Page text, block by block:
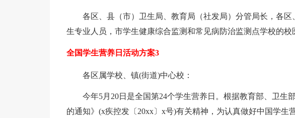
各区、县（市）卫生局、教育局（社发局）分管局长，各
生专业人员，市学生健康综合监测和常见病防治监测点学校的校
全国学生营养日活动方案3
各区属学校、镇(街道)中心校：
今年5月20日是全国第24个学生营养日。根据教育部、卫生
的通知》(x疾控发〔20xx〕x号)有关精神，为认真做好中国学生